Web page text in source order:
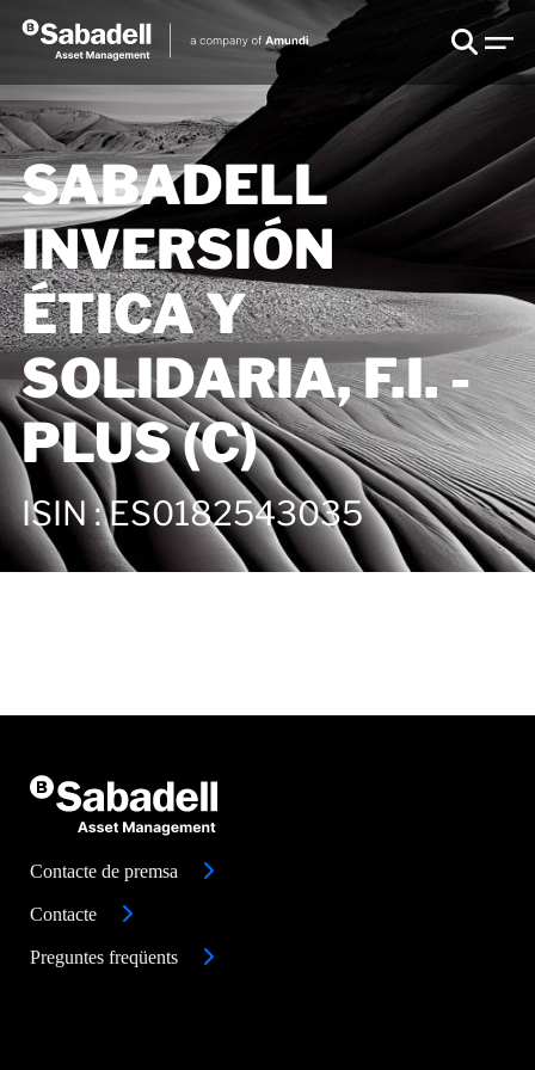
SABADELL
INVERSIÓN
ÉTICA Y
SOLIDARIA, F.I. -
PLUS (C)
ISIN:ES0182543035
Contacte de premsa
Contacte
Preguntes freqüents